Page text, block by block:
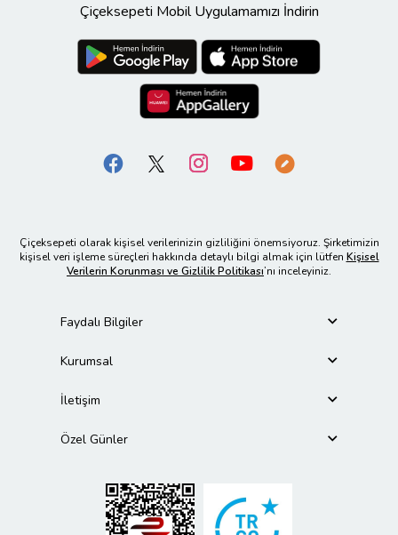
Çiçeksepeti Mobil Uygulamamızı İndirin
Çiçeksepeti olarak kişisel verilerinizin gizliliğini önemsiyoruz. Şirketimizin
kişisel veri işleme süreçleri hakkında detaylı bilgi almak için lütfen Kişisel
Verilerin Korunması ve Gizlilik Politikası’nı inceleyiniz.
Faydalı Bilgiler
Kurumsal
İletişim
Özel Günler